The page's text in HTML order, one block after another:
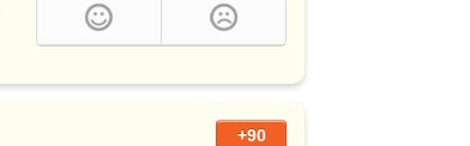
+90